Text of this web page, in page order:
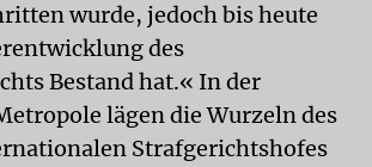
wurde, jedoch bis heute
des
Bestand hat.« In der
lägen die Wurzeln des
Strafgerichtshofes